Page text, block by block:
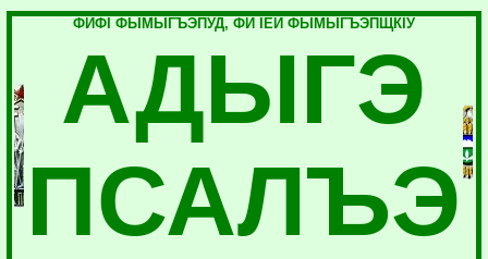
ФИФI ФЫМЫГЪЭПУД, ФИ IЕЙ ФЫМЫГЪЭПЩКIУ
АДЫГЭ
ПСАЛЪЭ